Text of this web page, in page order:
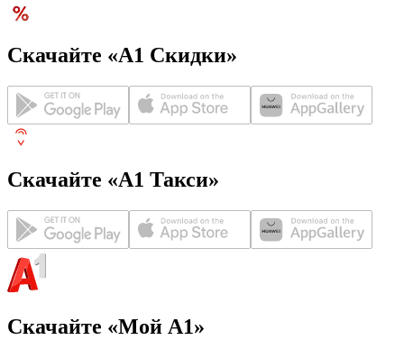
Скачайте «А1 Скидки»
Скачайте «А1 Такси»
Скачайте «Мой А1»